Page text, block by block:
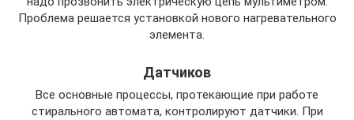
Проблема решается установкой нового нагревательного
элемента.
Датчиков
Все основные процессы, протекающие при работе
стирального автомата, контролируют датчики. При